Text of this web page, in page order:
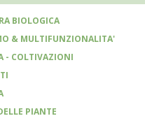
BIOLOGICA
& MULTIFUNZIONALITA'
- COLTIVAZIONI
PIANTE